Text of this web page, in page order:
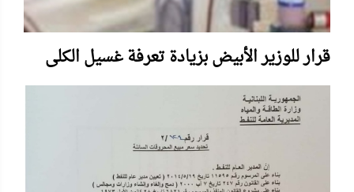
قرار للوزير الأبيض بزيادة تعرفة غسيل الكلى